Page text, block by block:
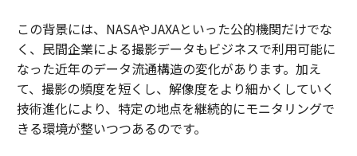
この背景には、NASAやJAXAといった公的機関だけでな
く、民間企業による撮影データもビジネスで利用可能に
なった近年のデータ流通構造の変化があります。加え
て、撮影の頻度を短くし、解像度をより細かくしていく
技術進化により、特定の地点を継続的にモニタリングで
きる環境が整いつつあるのです。